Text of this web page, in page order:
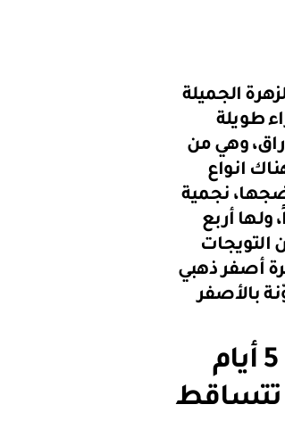
الجميلة
طويلة
وهي من
انواع
نجمية
أربع
التويجات
أصفر ذهبي
بالأصفر
تتفتح الأزهار من الصباح الباكر حتى الغروب، لمدة 5 أيام
تتساقط